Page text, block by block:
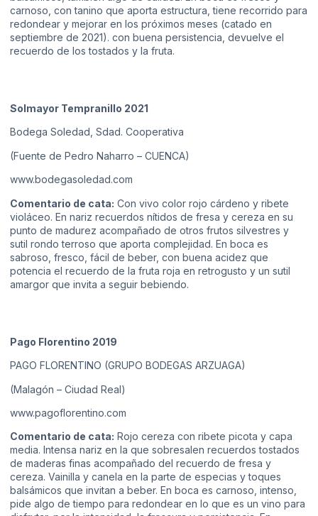
carnoso, con tanino que aporta estructura, tiene recorrido para
redondear y mejorar en los próximos meses (catado en
septiembre de 2021). con buena persistencia, devuelve el
recuerdo de los tostados y la fruta.
Solmayor Tempranillo 2021
Bodega Soledad, Sdad. Cooperativa
(Fuente de Pedro Naharro – CUENCA)
www.bodegasoledad.com
Comentario de cata: Con vivo color rojo cárdeno y ribete
violáceo. En nariz recuerdos nítidos de fresa y cereza en su
punto de madurez acompañado de otros frutos silvestres y
sutil rondo terroso que aporta complejidad. En boca es
sabroso, fresco, fácil de beber, con buena acidez que
potencia el recuerdo de la fruta roja en retrogusto y un sutil
amargor que invita a seguir bebiendo.
Pago Florentino 2019
PAGO FLORENTINO (GRUPO BODEGAS ARZUAGA)
(Malagón – Ciudad Real)
www.pagoflorentino.com
Comentario de cata: Rojo cereza con ribete picota y capa
media. Intensa nariz en la que sobresalen recuerdos tostados
de maderas finas acompañado del recuerdo de fresa y
cereza. Vainilla y canela en la parte de especias y toques
balsámicos que invitan a beber. En boca es carnoso, intenso,
pide algo de tiempo para redondear en lo que es un vino para